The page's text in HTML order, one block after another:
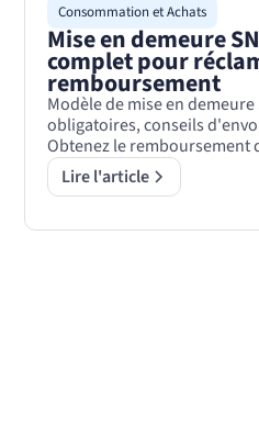
Consommation et Achats
Mise en demeure
complet pour
remboursement
Modèle de mise en demeure
obligatoires, conseils
Obtenez le remboursement
Lire l'article